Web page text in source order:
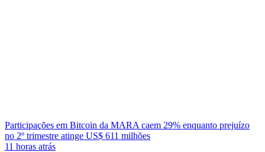
Participações em Bitcoin da MARA caem 29% enquanto prejuízo
no 2º trimestre atinge US$ 611 milhões
11 horas atrás